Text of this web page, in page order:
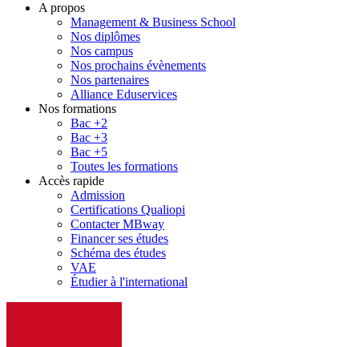
A propos
Management & Business School
Nos diplômes
Nos campus
Nos prochains évènements
Nos partenaires
Alliance Eduservices
Nos formations
Bac +2
Bac +3
Bac +5
Toutes les formations
Accès rapide
Admission
Certifications Qualiopi
Contacter MBway
Financer ses études
Schéma des études
VAE
Étudier à l'international